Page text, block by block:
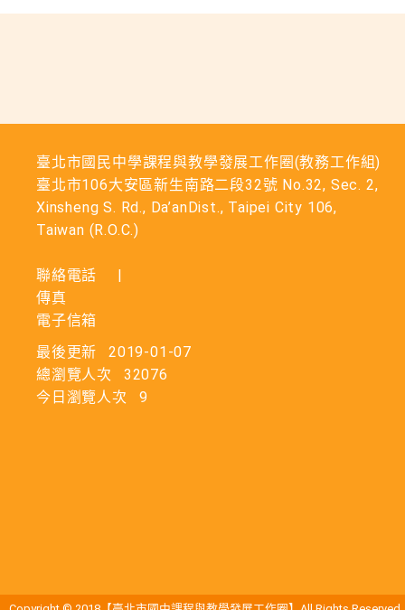
臺北市國民中學課程與教學發展工作圈(教務工作組)
臺北市106大安區新生南路二段32號 No.32, Sec. 2,
Xinsheng S. Rd., Da’anDist., Taipei City 106,
Taiwan (R.O.C.)
聯絡電話
|
傳真
電子信箱
最後更新
2019-01-07
總瀏覽人次
32076
今日瀏覽人次
9